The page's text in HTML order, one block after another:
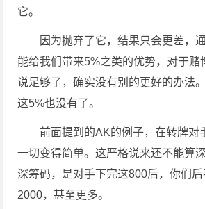
它。
因为抛弃了它，结果只会更差，
能给我们带来5%之类的优势，对于赌
说足够了，确实没有别的更好的办法
这5%也没有了。
前面提到的AK的例子，在转牌对
一切变得简单。这严格说来还不能算
深筹码，是对手下完这800后，你们
2000，甚至更多。